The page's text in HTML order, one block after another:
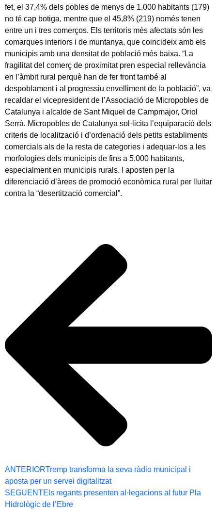
fet, el 37,4% dels pobles de menys de 1.000 habitants (179)
no té cap botiga, mentre que el 45,8% (219) només tenen
entre un i tres comerços. Els territoris més afectats són les
comarques interiors i de muntanya, que coincideix amb els
municipis amb una densitat de població més baixa. “La
fragilitat del comerç de proximitat pren especial rellevància
en l’àmbit rural perquè han de fer front també al
despoblament i al progressiu envelliment de la població”, va
recaldar el vicepresident de l’Associació de Micropobles de
Catalunya i alcalde de Sant Miquel de Campmajor, Oriol
Serrà. Micropobles de Catalunya sol·licita l’equiparació dels
criteris de localització i d’ordenació dels petits establiments
comercials als de la resta de categories i adequar-los a les
morfologies dels municipis de fins a 5.000 habitants,
especialment en municipis rurals. I aposten per la
diferenciació d’àrees de promoció econòmica rural per lluitar
contra la “desertització comercial”.
ANTERIORTremp transforma la seva ràdio municipal i
aposta per un servei digitalitzat
SEGUENTEls regants presenten al·legacions al futur Pla
Hidrològic de l’Ebre